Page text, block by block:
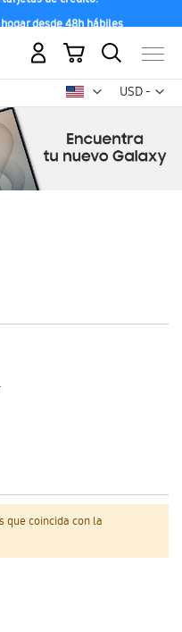
desde 48h hábiles
USD -
dólar
Mi carrito
que coincida con la